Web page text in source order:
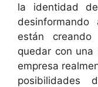
la identidad
están
quedar con una
empresa
posibilidades